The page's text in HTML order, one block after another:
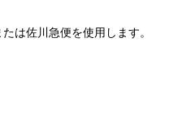
は佐川急便を使用します。